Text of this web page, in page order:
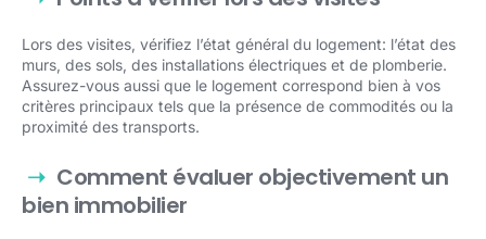
Lors des visites, vérifiez l’état général du logement: l’état des
murs, des sols, des installations électriques et de plomberie.
Assurez-vous aussi que le logement correspond bien à vos
critères principaux tels que la présence de commodités ou la
proximité des transports.
Comment évaluer objectivement un
bien immobilier